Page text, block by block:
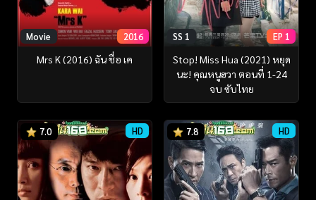
Movie 2016
Mrs K (2016) ฉัน ชื่อ เค
SS 1 EP 1
Stop! Miss Hua (2021) หยุด
นะ! คุณหนูฮวา ตอนที่ 1-24
จบ ซับไทย
7.0 HD 7.8 HD